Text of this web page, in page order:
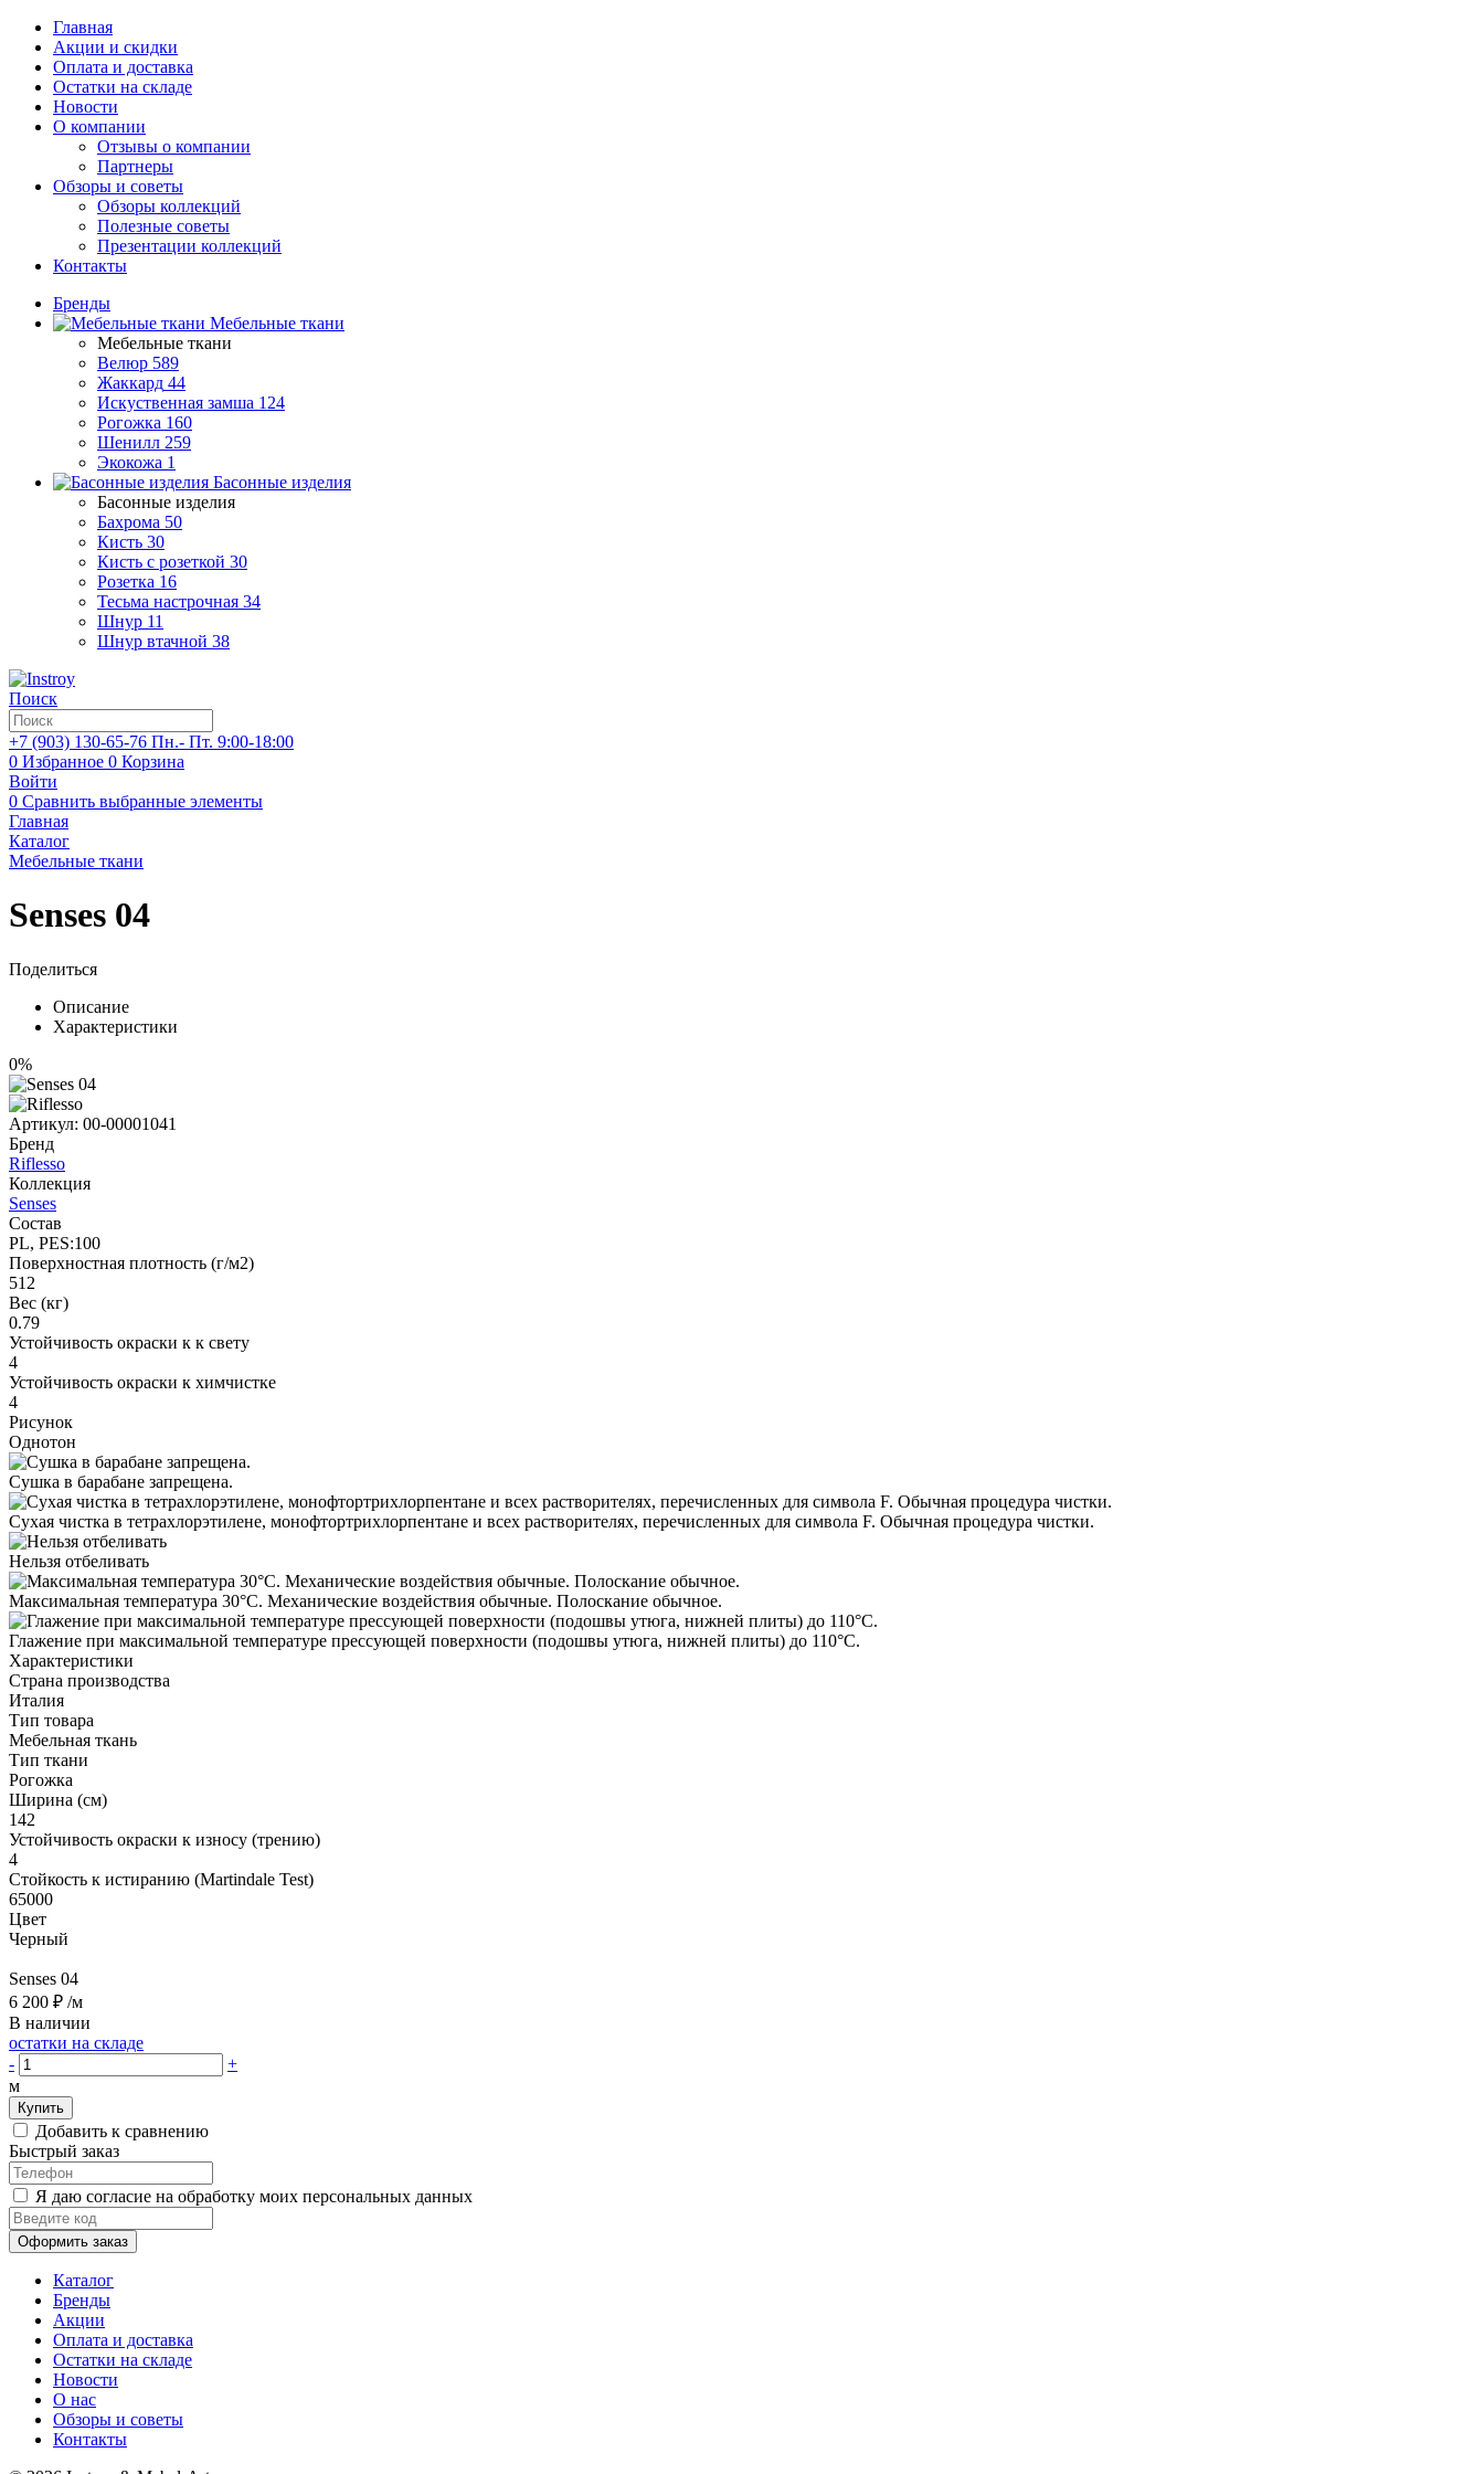
Главная
Акции и скидки
Оплата и доставка
Остатки на складе
Новости
О компании
Отзывы о компании
Партнеры
Обзоры и советы
Обзоры коллекций
Полезные советы
Презентации коллекций
Контакты
Бренды
Мебельные ткани
Мебельные ткани
Велюр 589
Жаккард 44
Искуственная замша 124
Рогожка 160
Шенилл 259
Экокожа 1
Басонные изделия
Басонные изделия
Бахрома 50
Кисть 30
Кисть с розеткой 30
Розетка 16
Тесьма настрочная 34
Шнур 11
Шнур втачной 38
Поиск
+7 (903) 130-65-76 Пн.- Пт. 9:00-18:00
0 Избранное 0 Корзина
Войти
0 Сравнить выбранные элементы
Главная
Каталог
Мебельные ткани
Senses 04
Поделиться
Описание
Характеристики
0%
Артикул: 00-00001041
Бренд
Riflesso
Коллекция
Senses
Состав
PL, PES:100
Поверхностная плотность (г/м2)
512
Вес (кг)
0.79
Устойчивость окраски к к свету
4
Устойчивость окраски к химчистке
4
Рисунок
Однотон
Сушка в барабане запрещена.
Сухая чистка в тетрахлорэтилене, монофтортрихлорпентане и всех растворителях, перечисленных для символа F. Обычная процедура чистки.
Нельзя отбеливать
Максимальная температура 30°С. Механические воздействия обычные. Полоскание обычное.
Глажение при максимальной температуре прессующей поверхности (подошвы утюга, нижней плиты) до 110°С.
Характеристики
Страна производства
Италия
Тип товара
Мебельная ткань
Тип ткани
Рогожка
Ширина (см)
142
Устойчивость окраски к износу (трению)
4
Стойкость к истиранию (Martindale Test)
65000
Цвет
Черный
Senses 04
6 200 ₽ /м
В наличии
остатки на складе
-
+
м
Купить
Добавить к сравнению
Быстрый заказ
Я даю согласие на обработку моих персональных данных
Оформить заказ
Каталог
Бренды
Акции
Оплата и доставка
Остатки на складе
Новости
О нас
Обзоры и советы
Контакты